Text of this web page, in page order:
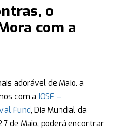
o
com a
adorável de Maio, a
com a IOSF –
Fund, Dia Mundial da
de Maio, poderá encontrar